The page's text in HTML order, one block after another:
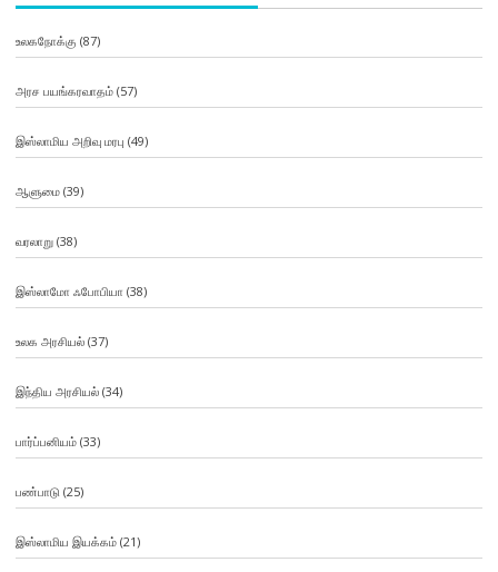
உலகநோக்கு (87)
அரச பயங்கரவாதம்(57)
இஸ்லாமிய அறிவு மரபு (49)
ஆளுமை(39)
வரலாறு(38)
இஸ்லாமோ ஃபோபியா (38)
உலக அரசியல்(37)
இந்திய அரசியல்(34)
பார்ப்பனியம்(33)
பண்பாடு(25)
இஸ்லாமிய இயக்கம்(21)